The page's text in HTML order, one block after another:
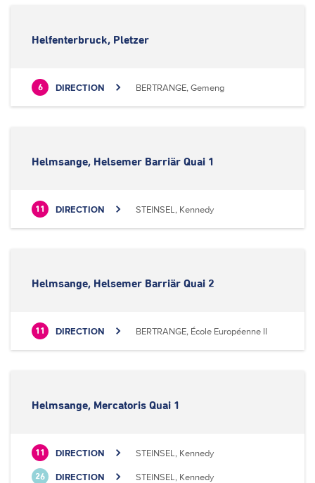
Helfenterbruck, Pletzer
6 DIRECTION BERTRANGE, Gemeng
Helmsange, Helsemer Barriär Quai 1
11 DIRECTION STEINSEL, Kennedy
Helmsange, Helsemer Barriär Quai 2
11 DIRECTION BERTRANGE, École Européenne II
Helmsange, Mercatoris Quai 1
11 DIRECTION STEINSEL, Kennedy
26 DIRECTION STEINSEL, Kennedy